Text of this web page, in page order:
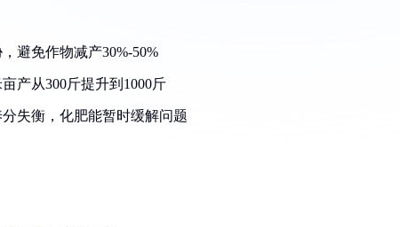
避免作物减产30%-50%
产从300斤提升到1000斤
失衡，化肥能暂时缓解问题